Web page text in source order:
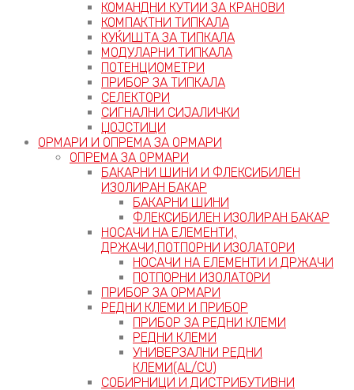
КОМАНДНИ КУТИИ ЗА КРАНОВИ
КОМПАКТНИ ТИПКАЛА
КУЌИШТА ЗА ТИПКАЛА
МОДУЛАРНИ ТИПКАЛА
ПОТЕНЦИОМЕТРИ
ПРИБОР ЗА ТИПКАЛА
СЕЛЕКТОРИ
СИГНАЛНИ СИЈАЛИЧКИ
ЏОЈСТИЦИ
ОРМАРИ И ОПРЕМА ЗА ОРМАРИ
ОПРЕМА ЗА ОРМАРИ
БАКАРНИ ШИНИ И ФЛЕКСИБИЛЕН
ИЗОЛИРАН БАКАР
БАКАРНИ ШИНИ
ФЛЕКСИБИЛЕН ИЗОЛИРАН БАКАР
НОСАЧИ НА ЕЛЕМЕНТИ,
ДРЖАЧИ,ПОТПОРНИ ИЗОЛАТОРИ
НОСАЧИ НА ЕЛЕМЕНТИ И ДРЖАЧИ
ПОТПОРНИ ИЗОЛАТОРИ
ПРИБОР ЗА ОРМАРИ
РЕДНИ КЛЕМИ И ПРИБОР
ПРИБОР ЗА РЕДНИ КЛЕМИ
РЕДНИ КЛЕМИ
УНИВЕРЗАЛНИ РЕДНИ
КЛЕМИ(AL/CU)
СОБИРНИЦИ И ДИСТРИБУТИВНИ